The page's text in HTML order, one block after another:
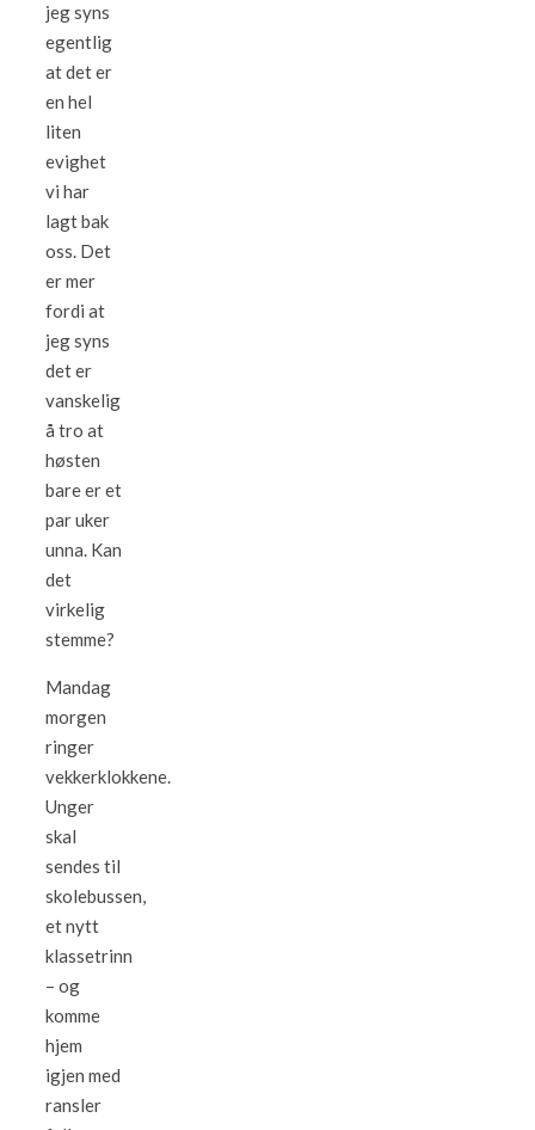
jeg syns
egentlig
at det er
en hel
liten
evighet
vi har
lagt bak
oss. Det
er mer
fordi at
jeg syns
det er
vanskelig
å tro at
høsten
bare er et
par uker
unna. Kan
det
virkelig
stemme?
Mandag
morgen
ringer
vekkerklokkene.
Unger
skal
sendes til
skolebussen,
et nytt
klassetrinn
– og
komme
hjem
igjen med
ransler